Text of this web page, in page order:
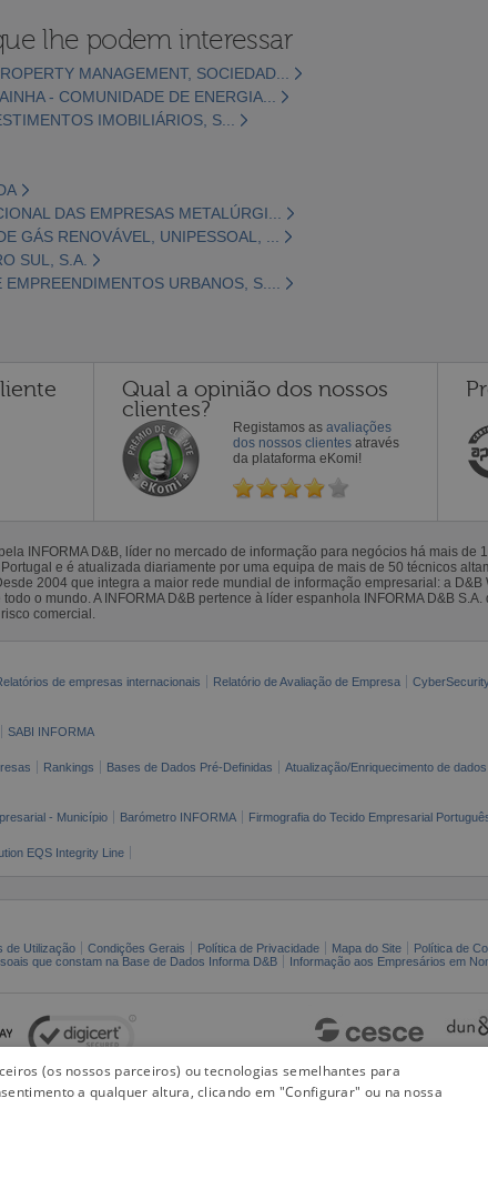
lhe podem interessar
MANAGEMENT, SOCIEDAD...
- COMUNIDADE DE ENERGIA...
IMOBILIÁRIOS, S...
DAS EMPRESAS METALÚRGI...
GÁS RENOVÁVEL, UNIPESSOAL, ...
SUL, S.A.
URBANOS, S....
Qual a opinião dos nossos
clientes?
Registamos as avaliações
dos nossos clientes através
da plataforma eKomi!
INFORMA D&B, líder no mercado de informação para negócios há mais de
e é atualizada diariamente por uma equipa de mais de 50 técnicos
2004 que integra a maior rede mundial de informação empresarial: a
o mundo. A INFORMA D&B pertence à líder espanhola INFORMA D&B S.A.
comercial.
de empresas internacionais Relatório de Avaliação de Empresa
SABI INFORMA
Rankings Bases de Dados Pré-Definidas Atualização/Enriquecimento de dados
- Município Barómetro INFORMA Firmografia do Tecido Empresarial
EQS Integrity Line
de Utilização Condições Gerais Política de Privacidade Mapa do Site Política de
que constam na Base de Dados Informa D&B
Informação aos Empresários em
(os nossos parceiros) ou tecnologias semelhantes para
a qualquer altura, clicando em "Configurar" ou na nossa